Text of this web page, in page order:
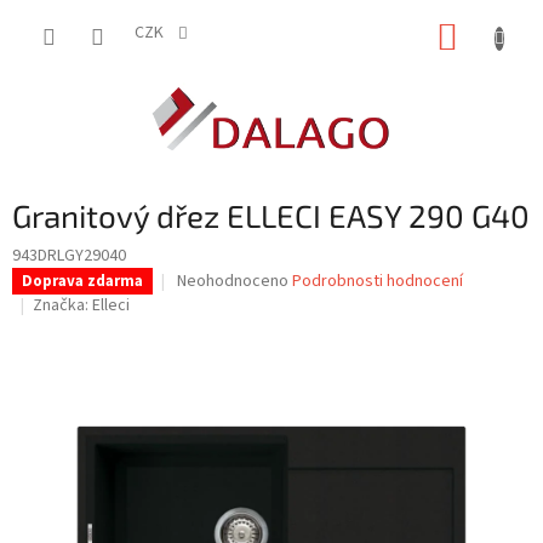
CZK
Granitový dřez ELLECI EASY 290 G40
943DRLGY29040
Doprava zdarma
Průměrné
hvězdiček.
Neohodnoceno Podrobnosti hodnocení
Značka: Elleci